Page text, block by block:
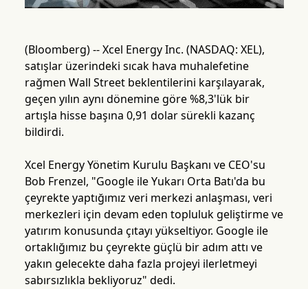
(Bloomberg) -- Xcel Energy Inc. (NASDAQ: XEL),
satışlar üzerindeki sıcak hava muhalefetine
rağmen Wall Street beklentilerini karşılayarak,
geçen yılın aynı dönemine göre %8,3'lük bir
artışla hisse başına 0,91 dolar sürekli kazanç
bildirdi.
Xcel Energy Yönetim Kurulu Başkanı ve CEO'su
Bob Frenzel, "Google ile Yukarı Orta Batı'da bu
çeyrekte yaptığımız veri merkezi anlaşması, veri
merkezleri için devam eden topluluk geliştirme ve
yatırım konusunda çıtayı yükseltiyor. Google ile
ortaklığımız bu çeyrekte güçlü bir adım attı ve
yakın gelecekte daha fazla projeyi ilerletmeyi
sabırsızlıkla bekliyoruz" dedi.